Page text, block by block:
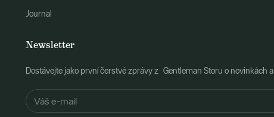
Journal
Newsletter
Dostávejte jako první čerstvé zprávy z Gentleman Storu o novinkách